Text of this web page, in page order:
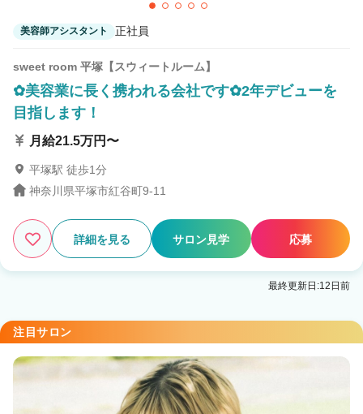
美容師アシスタント 正社員
sweet room 平塚【スウィートルーム】
✿美容業に長く携われる会社です✿2年デビューを
目指します！
月給21.5万円〜
平塚駅 徒歩1分
神奈川県平塚市紅谷町9-11
詳細を見る サロン見学 応募
最終更新日:12日前
注目サロン